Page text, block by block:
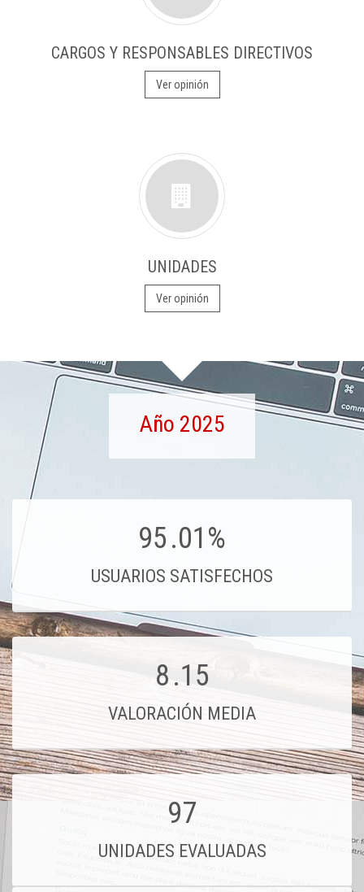
CARGOS Y RESPONSABLES DIRECTIVOS
Ver opinión
UNIDADES
Ver opinión
Año 2025
95.01%
USUARIOS SATISFECHOS
8.15
VALORACIÓN MEDIA
97
UNIDADES EVALUADAS